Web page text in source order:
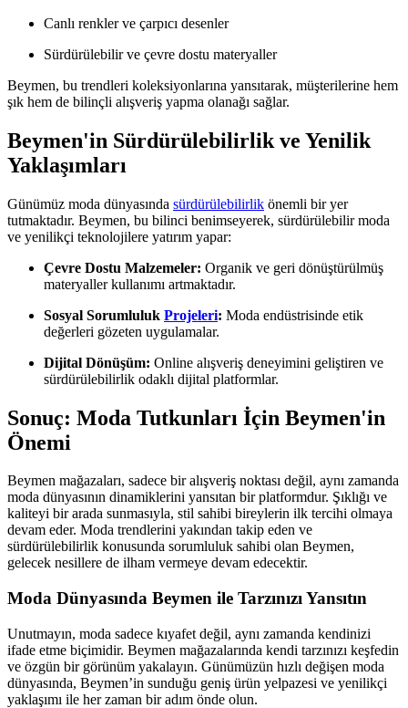
Canlı renkler ve çarpıcı desenler
Sürdürülebilir ve çevre dostu materyaller
Beymen, bu trendleri koleksiyonlarına yansıtarak, müşterilerine hem
şık hem de bilinçli alışveriş yapma olanağı sağlar.
Beymen'in Sürdürülebilirlik ve Yenilik
Yaklaşımları
Günümüz moda dünyasında sürdürülebilirlik önemli bir yer
tutmaktadır. Beymen, bu bilinci benimseyerek, sürdürülebilir moda
ve yenilikçi teknolojilere yatırım yapar:
Çevre Dostu Malzemeler: Organik ve geri dönüştürülmüş
materyaller kullanımı artmaktadır.
Sosyal Sorumluluk Projeleri: Moda endüstrisinde etik
değerleri gözeten uygulamalar.
Dijital Dönüşüm: Online alışveriş deneyimini geliştiren ve
sürdürülebilirlik odaklı dijital platformlar.
Sonuç: Moda Tutkunları İçin Beymen'in
Önemi
Beymen mağazaları, sadece bir alışveriş noktası değil, aynı zamanda
moda dünyasının dinamiklerini yansıtan bir platformdur. Şıklığı ve
kaliteyi bir arada sunmasıyla, stil sahibi bireylerin ilk tercihi olmaya
devam eder. Moda trendlerini yakından takip eden ve
sürdürülebilirlik konusunda sorumluluk sahibi olan Beymen,
gelecek nesillere de ilham vermeye devam edecektir.
Moda Dünyasında Beymen ile Tarzınızı Yansıtın
Unutmayın, moda sadece kıyafet değil, aynı zamanda kendinizi
ifade etme biçimidir. Beymen mağazalarında kendi tarzınızı keşfedin
ve özgün bir görünüm yakalayın. Günümüzün hızlı değişen moda
dünyasında, Beymen’in sunduğu geniş ürün yelpazesi ve yenilikçi
yaklaşımı ile her zaman bir adım önde olun.